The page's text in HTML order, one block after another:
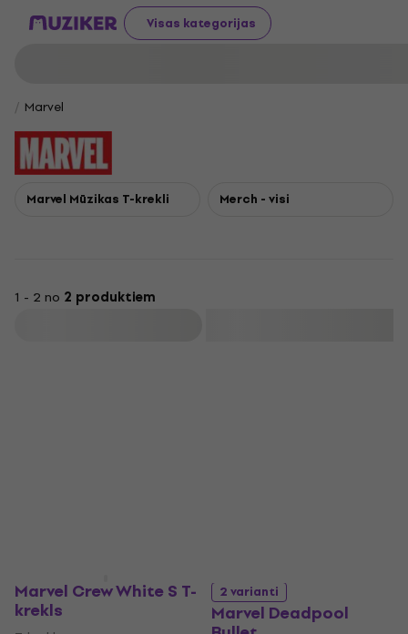
Visas kategorijas
Marvel
Marvel Mūzikas T-krekli Merch - visi
1 - 2 no 2 produktiem
Marvel Crew White S T-
krekls
2 varianti
Marvel Deadpool